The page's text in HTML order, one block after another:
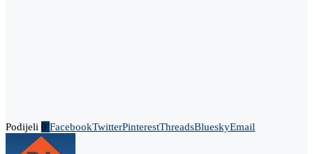
Podijeli 0 FacebookTwitterPinterestThreadsBlueskyEmail